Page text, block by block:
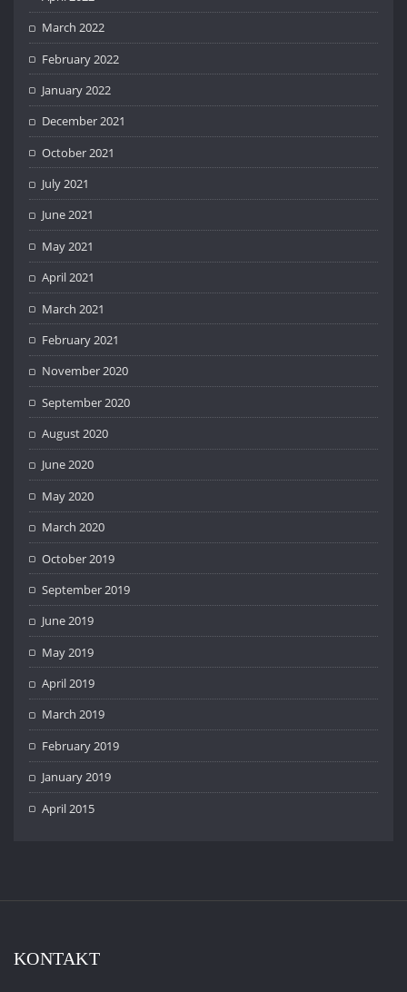
March 2022
February 2022
January 2022
December 2021
October 2021
July 2021
June 2021
May 2021
April 2021
March 2021
February 2021
November 2020
September 2020
August 2020
June 2020
May 2020
March 2020
October 2019
September 2019
June 2019
May 2019
April 2019
March 2019
February 2019
January 2019
April 2015
KONTAKT